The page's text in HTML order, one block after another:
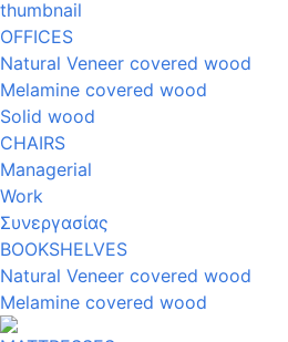
OFFICES
Natural Veneer covered wood
Melamine covered wood
Solid wood
CHAIRS
Managerial
Work
Συνεργασίας
BOOKSHELVES
Natural Veneer covered wood
Melamine covered wood